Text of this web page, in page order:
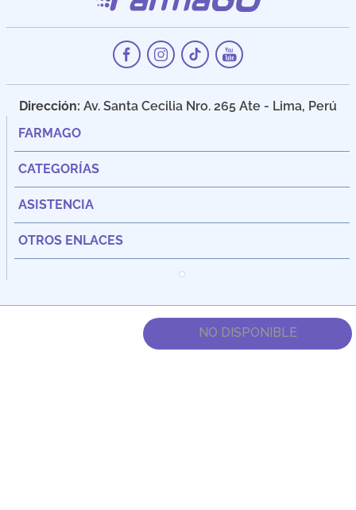
NO DISPONIBLE
Dirección: Av. Santa Cecilia Nro. 265 Ate - Lima, Perú
FARMAGO
CATEGORÍAS
ASISTENCIA
OTROS ENLACES